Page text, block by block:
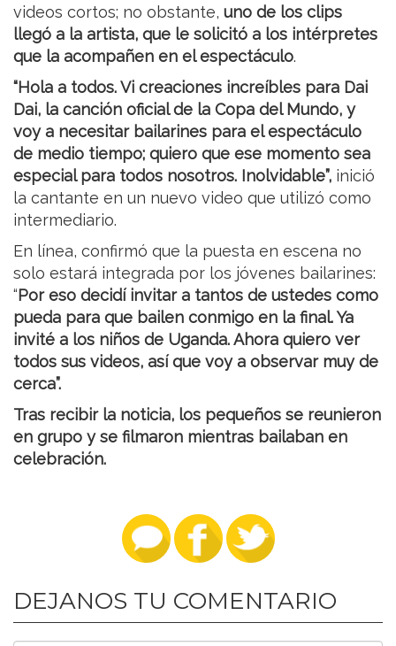
videos cortos; no obstante, uno de los clips
llegó a la artista, que le solicitó a los intérpretes
que la acompañen en el espectáculo.
“Hola a todos. Vi creaciones increíbles para Dai
Dai, la canción oficial de la Copa del Mundo, y
voy a necesitar bailarines para el espectáculo
de medio tiempo; quiero que ese momento sea
especial para todos nosotros. Inolvidable”, inició
la cantante en un nuevo video que utilizó como
intermediario.
En línea, confirmó que la puesta en escena no
solo estará integrada por los jóvenes bailarines:
“Por eso decidí invitar a tantos de ustedes como
pueda para que bailen conmigo en la final. Ya
invité a los niños de Uganda. Ahora quiero ver
todos sus videos, así que voy a observar muy de
cerca”.
Tras recibir la noticia, los pequeños se reunieron
en grupo y se filmaron mientras bailaban en
celebración.
DEJANOS TU COMENTARIO